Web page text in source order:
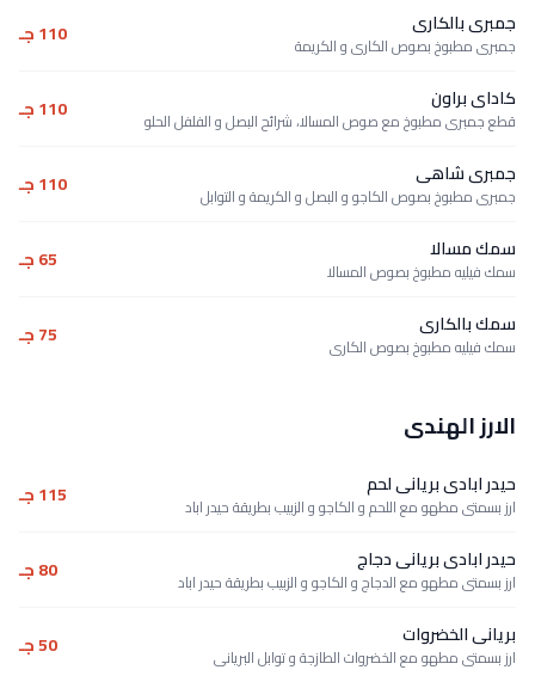
جمبرى بالكارى
جمبرى مطبوخ بصوص الكارى و الكريمة 110 جـ
كاداى براون
قطع جمبرى مطبوخ مع صوص المسالا، شرائح البصل و الفلفل الحلو 110 جـ
جمبرى شاهى
جمبرى مطبوخ بصوص الكاجو و البصل و الكريمة و التوابل 110 جـ
سمك مسالا
سمك فيليه مطبوخ بصوص المسالا 65 جـ
سمك بالكارى
سمك فيليه مطبوخ بصوص الكارى 75 جـ
الارز الهندى
حيدر ابادى بريانى لحم
ارز بسمتى مطهو مع اللحم و الكاجو و الزبيب بطريقة حيدر اباد 115 جـ
حيدر ابادى بريانى دجاج
ارز بسمتى مطهو مع الدجاج و الكاجو و الزبيب بطريقة حيدر اباد 80 جـ
بريانى الخضروات
ارز بسمتى مطهو مع الخضروات الطازجة و توابل البريانى 50 جـ